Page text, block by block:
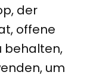
der
offene
behalten,
um